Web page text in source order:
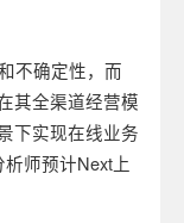
不确定性，而
其全渠道经营模
下实现在线业务
师预计Next上